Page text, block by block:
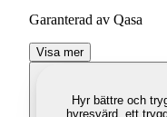
Garanterad av Qasa
Visa mer
Hyr bättre och
hyresvärd, ett